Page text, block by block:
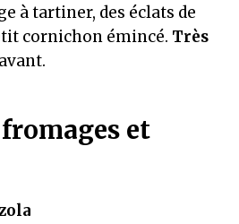
à tartiner, des éclats de
cornichon émincé. Très
et